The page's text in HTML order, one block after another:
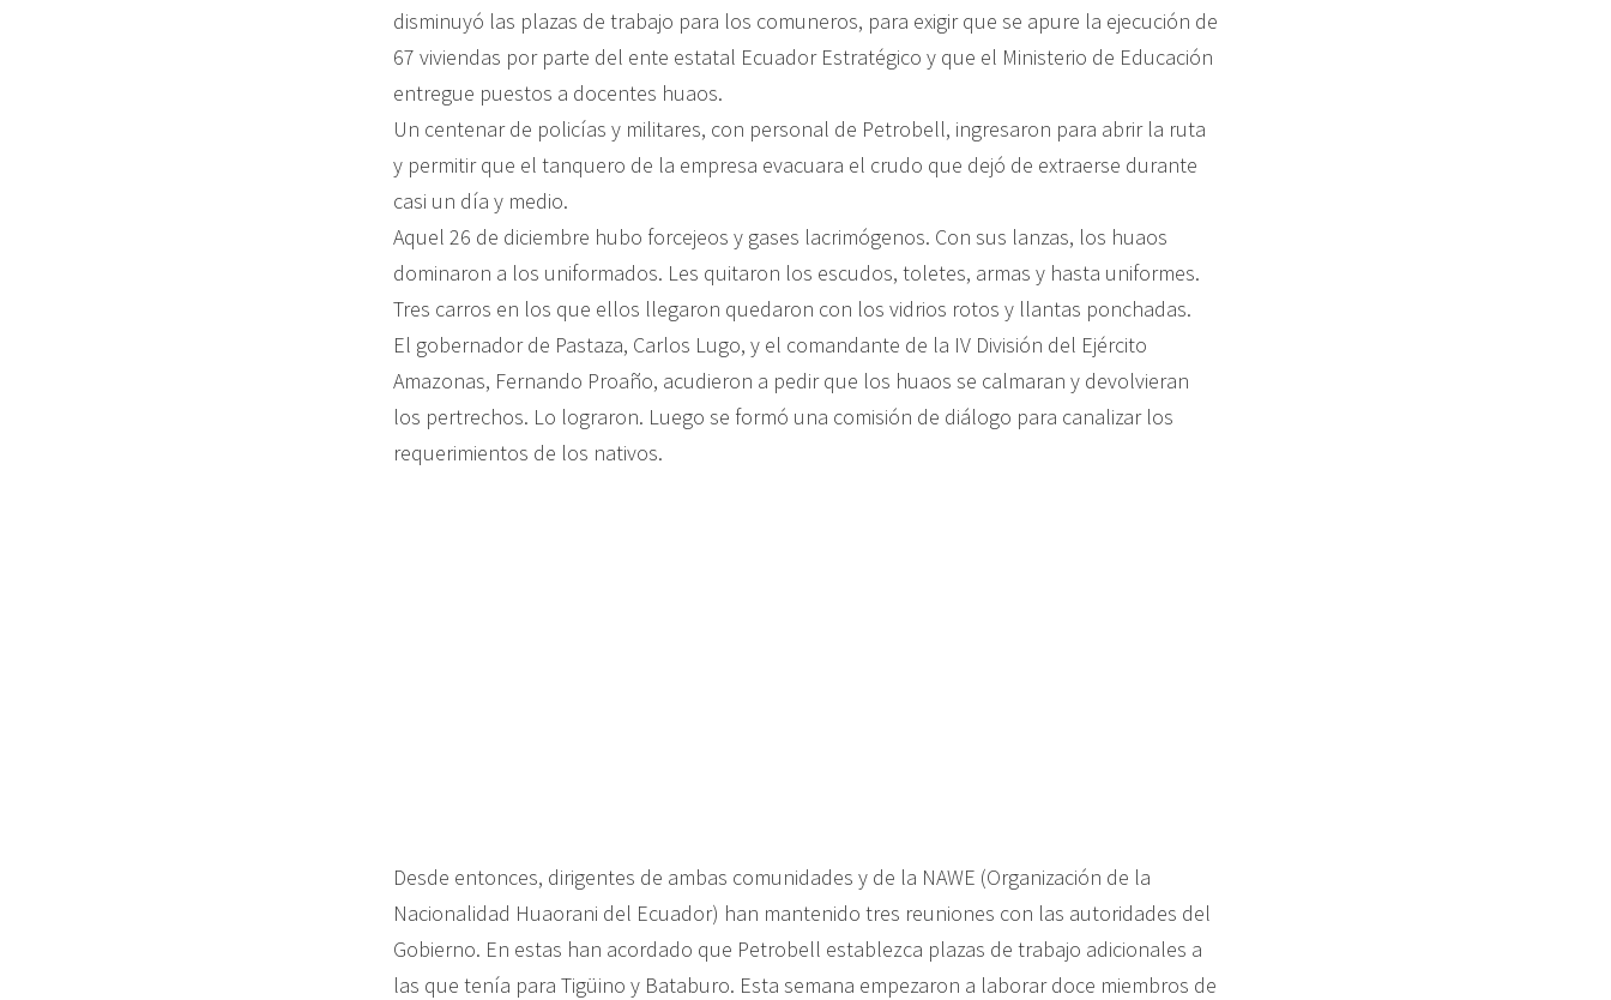
disminuyó las plazas de trabajo para los comuneros, para exigir que se apure la ejecución de
67 viviendas por parte del ente estatal Ecuador Estratégico y que el Ministerio de Educación
entregue puestos a docentes huaos.
Un centenar de policías y militares, con personal de Petrobell, ingresaron para abrir la ruta
y permitir que el tanquero de la empresa evacuara el crudo que dejó de extraerse durante
casi un día y medio.
Aquel 26 de diciembre hubo forcejeos y gases lacrimógenos. Con sus lanzas, los huaos
dominaron a los uniformados. Les quitaron los escudos, toletes, armas y hasta uniformes.
Tres carros en los que ellos llegaron quedaron con los vidrios rotos y llantas ponchadas.
El gobernador de Pastaza, Carlos Lugo, y el comandante de la IV División del Ejército
Amazonas, Fernando Proaño, acudieron a pedir que los huaos se calmaran y devolvieran
los pertrechos. Lo lograron. Luego se formó una comisión de diálogo para canalizar los
requerimientos de los nativos.
Desde entonces, dirigentes de ambas comunidades y de la NAWE (Organización de la
Nacionalidad Huaorani del Ecuador) han mantenido tres reuniones con las autoridades del
Gobierno. En estas han acordado que Petrobell establezca plazas de trabajo adicionales a
las que tenía para Tigüino y Bataburo. Esta semana empezaron a laborar doce miembros de